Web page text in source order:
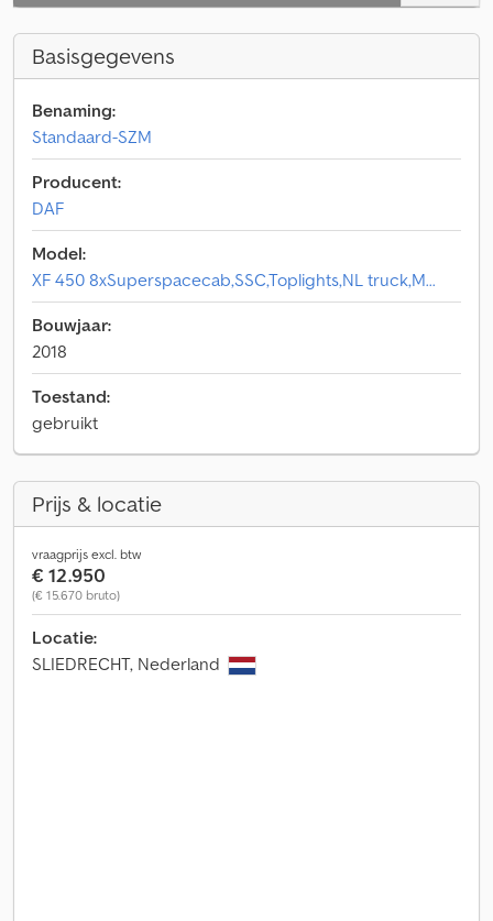
Basisgegevens
Benaming:
Standaard-SZM
Producent:
DAF
Model:
XF 450 8xSuperspacecab,SSC,Toplights,NL truck,M...
Bouwjaar:
2018
Toestand:
gebruikt
Prijs & locatie
vraagprijs excl. btw
€ 12.950
(€ 15.670 bruto)
Locatie:
SLIEDRECHT, Nederland